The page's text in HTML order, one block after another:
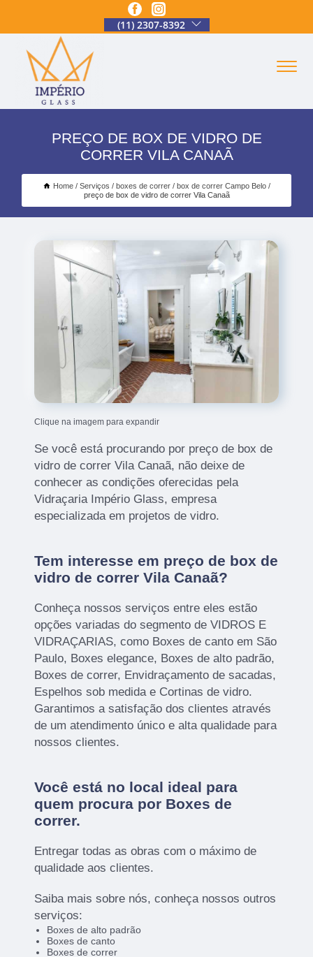
(11) 2307-8392
PREÇO DE BOX DE VIDRO DE
CORRER VILA CANAÃ
Home Serviços boxes de correr
box de correr Campo Belo
preço de box de vidro de correr Vila Canaã
Clique na imagem para expandir
Se você está procurando por preço de box de
vidro de correr Vila Canaã, não deixe de
conhecer as condições oferecidas pela
Vidraçaria Império Glass, empresa
especializada em projetos de vidro.
Tem interesse em preço de box de
vidro de correr Vila Canaã?
Conheça nossos serviços entre eles estão
opções variadas do segmento de VIDROS E
VIDRAÇARIAS, como Boxes de canto em São
Paulo, Boxes elegance, Boxes de alto padrão,
Boxes de correr, Envidraçamento de sacadas,
Espelhos sob medida e Cortinas de vidro.
Garantimos a satisfação dos clientes através
de um atendimento único e alta qualidade para
nossos clientes.
Você está no local ideal para
quem procura por Boxes de
correr.
Entregar todas as obras com o máximo de
qualidade aos clientes.
Saiba mais sobre nós, conheça nossos outros
serviços:
Boxes de alto padrão
Boxes de canto
Boxes de correr